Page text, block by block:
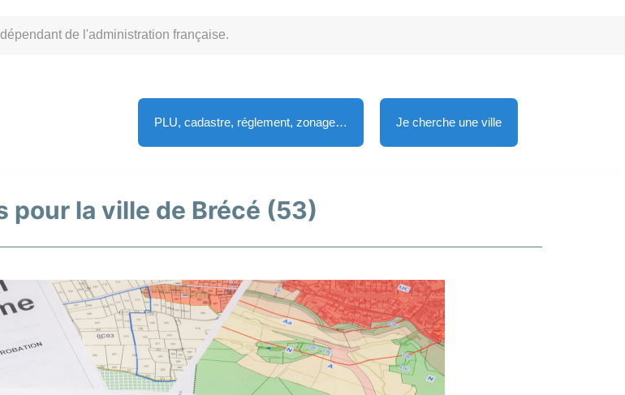
de l'administration française.
PLU, cadastre, réglement, zonage… Je cherche une ville
pour la ville de Brécé (53)